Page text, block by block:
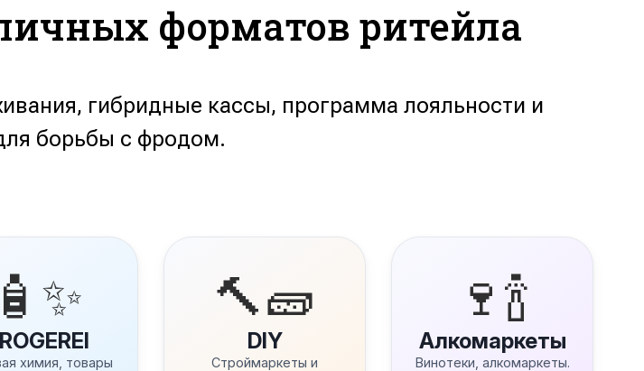
форматов ритейла
гибридные кассы, программа лояльности и
борьбы с фродом.
🧴✨
химия, товары
🔨🧱
DIY
Строймаркеты и
🍷🍾
Алкомаркеты
Винотеки, алкомаркеты.